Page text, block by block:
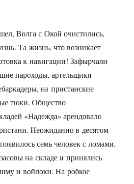
Волга с Окой очистились,
Та жизнь, что возникает
к навигации! Зафырчали
пароходы, артельщики
на пристанские
тюки. Общество
«Надежда» арендовало
Неожиданно в десятом
семь человек с ломами.
на складе и принялись
и войлоки. На робкое